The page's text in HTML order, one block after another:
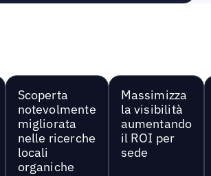
Scoperta
notevolmente
migliorata
nelle ricerche
locali
organiche
Massimizza
la visibilità
aumentando
il ROI per
sede